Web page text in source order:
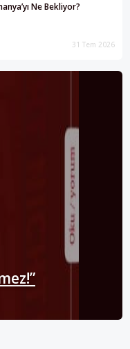
Ne Bekliyor?
31 Tem 2026